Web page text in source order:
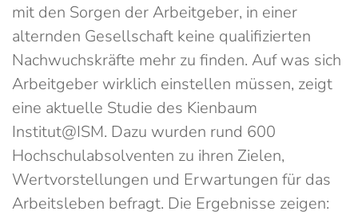
mit den Sorgen der Arbeitgeber, in einer
alternden Gesellschaft keine qualifizierten
Nachwuchskräfte mehr zu finden. Auf was sich
Arbeitgeber wirklich einstellen müssen, zeigt
eine aktuelle Studie des Kienbaum
Institut@ISM. Dazu wurden rund 600
Hochschulabsolventen zu ihren Zielen,
Wertvorstellungen und Erwartungen für das
Arbeitsleben befragt. Die Ergebnisse zeigen: